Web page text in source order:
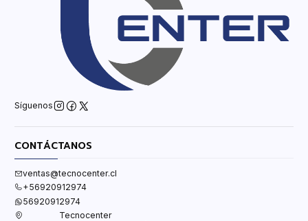
Síguenos
CONTÁCTANOS
ventas@tecnocenter.cl
+56920912974
56920912974
Tecnocenter